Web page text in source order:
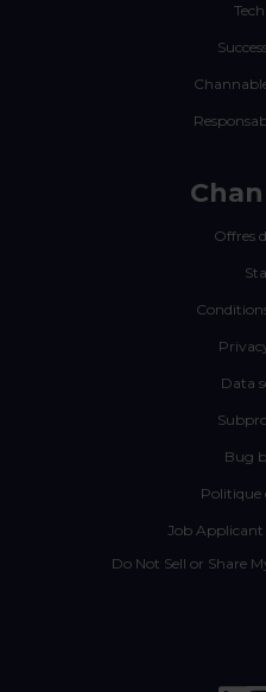
Offres
Data
Bug
Politique
Job
Do Not Sell or Share